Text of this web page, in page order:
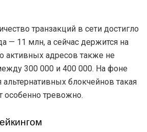
транзакций в сети достигло
— 11 млн, а сейчас держится на
активных адресов также не
300 000 и 400 000. На фоне
альтернативных блокчейнов такая
особенно тревожно.